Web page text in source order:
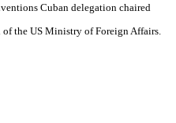
Cuban delegation chaired
the US Ministry of Foreign Affairs.